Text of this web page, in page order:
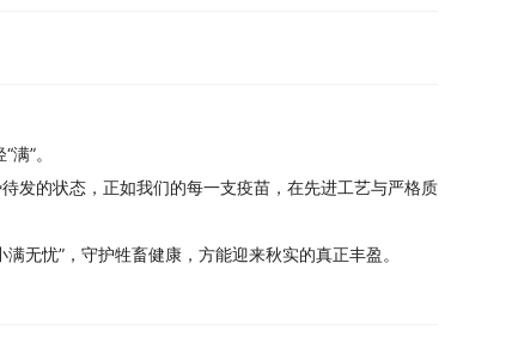
”。
发的状态，正如我们的每一支疫苗，在先进工艺与严格质
无忧”，守护牲畜健康，方能迎来秋实的真正丰盈。